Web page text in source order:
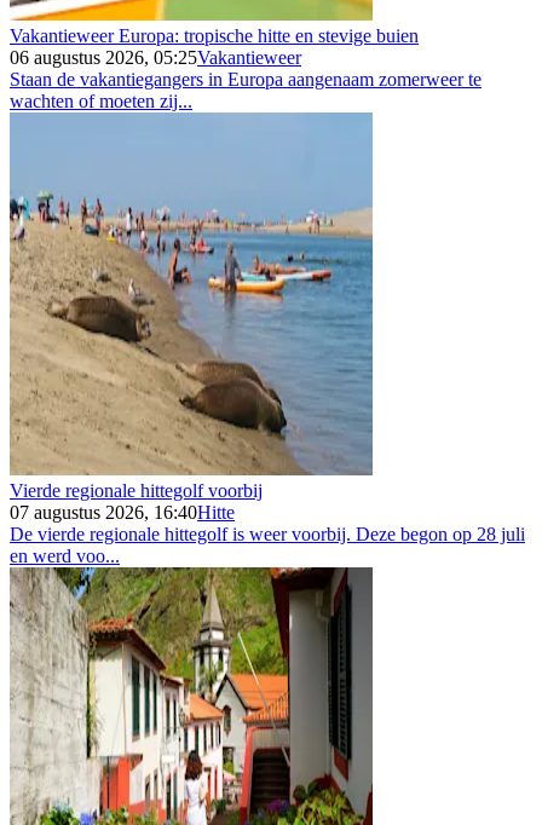
Vakantieweer Europa: tropische hitte en stevige buien
06 augustus 2026, 05:25Vakantieweer
Staan de vakantiegangers in Europa aangenaam zomerweer te
wachten of moeten zij...
Vierde regionale hittegolf voorbij
07 augustus 2026, 16:40Hitte
De vierde regionale hittegolf is weer voorbij. Deze begon op 28 juli
en werd voo...